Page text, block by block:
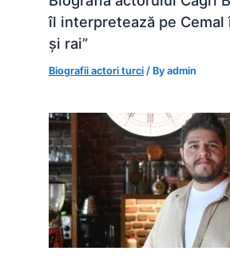
îl interpretează pe Cemal
și rai”
Biografii actori turci / Byadmin